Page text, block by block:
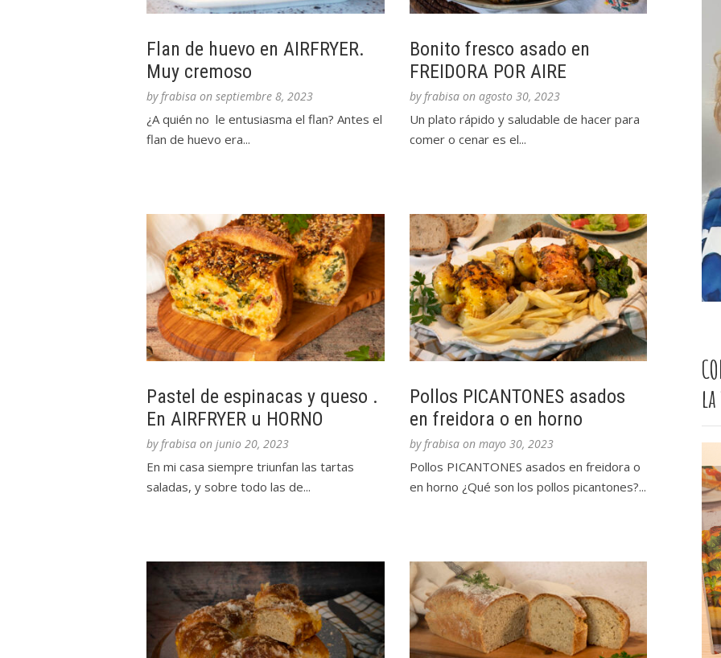
Flan de huevo en AIRFRYER.
Muy cremoso
byfrabisa on septiembre 8, 2023
¿A quién no le entusiasma el flan? Antes el
flan de huevo era...
Bonito fresco asado en
FREIDORA POR AIRE
byfrabisa on agosto 30, 2023
Un plato rápido y saludable de hacer para
comer o cenar es el...
Pastel de espinacas y queso .
En AIRFRYER u HORNO
byfrabisa on junio 20, 2023
En mi casa siempre triunfan las tartas
saladas, y sobre todo las de...
Pollos PICANTONES asados
en freidora o en horno
byfrabisa on mayo 30, 2023
Pollos PICANTONES asados en freidora o
en horno ¿Qué son los pollos picantones?...